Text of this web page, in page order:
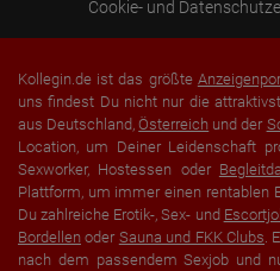
Cookie- und
Kollegin.de ist das größte
uns findest Du nicht nur die
aus Deutschland,Österreich und der
Location, um Deiner Leidenschaft
Sexworker, Hostessen oder
Plattform, um immer einen rentablen
Du zahlreiche Erotik-, Sex- und
Bordellen oder Sauna und FKK Clubs .
nach dem passendem Sexjob und